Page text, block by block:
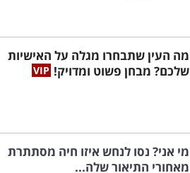
מה העין שתבחרו מגלה על האישיות
שלכם? מבחן פשוט ומדויק!
מי אני? נסו לנחש איזו חיה מסתתרת
מאחורי התיאור שלה...